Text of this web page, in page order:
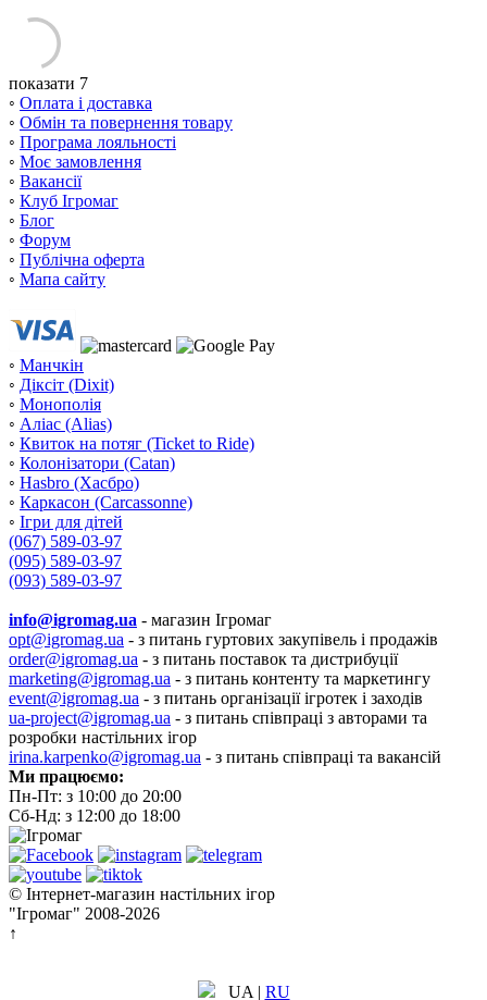
показати 7
◦ Оплата і доставка
◦ Обмін та повернення товару
◦ Програма лояльності
◦ Моє замовлення
◦ Вакансії
◦ Клуб Ігромаг
◦ Блог
◦ Форум
◦ Публічна оферта
◦ Мапа сайту
◦ Манчкін
◦ Діксіт (Dixit)
◦ Монополія
◦ Аліас (Alias)
◦ Квиток на потяг (Ticket to Ride)
◦ Колонізатори (Catan)
◦ Hasbro (Хасбро)
◦ Каркасон (Carcassonne)
◦ Ігри для дітей
(067) 589-03-97
(095) 589-03-97
(093) 589-03-97
info@igromag.ua - магазин Ігромаг
opt@igromag.ua - з питань гуртових закупівель і продажів
order@igromag.ua - з питань поставок та дистрибуції
marketing@igromag.ua - з питань контенту та маркетингу
event@igromag.ua - з питань організації ігротек і заходів
ua-project@igromag.ua - з питань співпраці з авторами та
розробки настільних ігор
irina.karpenko@igromag.ua - з питань співпраці та вакансій
Ми працюємо:
Пн-Пт: з 10:00 до 20:00
Сб-Нд: з 12:00 до 18:00
© Інтернет-магазин настільних ігор
"Ігромаг" 2008-2026
↑
UA| RU